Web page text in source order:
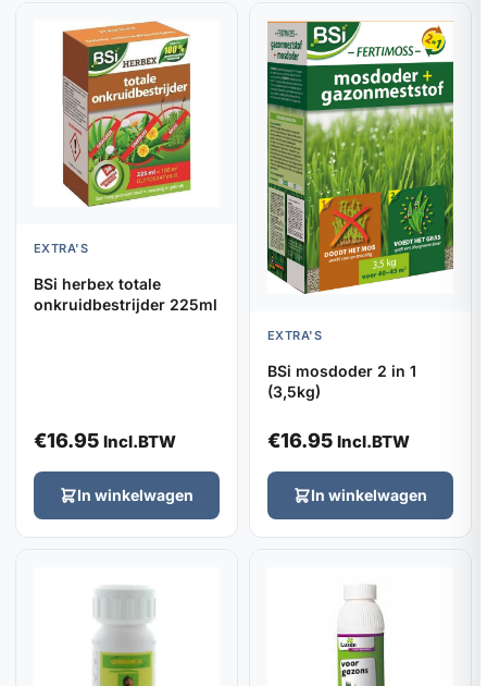
EXTRA'S
BSi herbex totale
onkruidbestrijder 225ml
€16.95 Incl.BTW
In winkelwagen
EXTRA'S
BSi mosdoder 2 in 1
(3,5kg)
€16.95 Incl.BTW
In winkelwagen